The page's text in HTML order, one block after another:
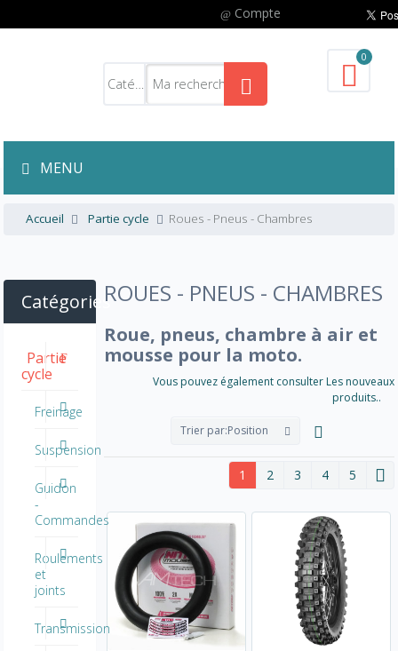
Compte
0
MENU
Accueil Partie cycle Roues - Pneus - Chambres
ROUES - PNEUS - CHAMBRES
Roue, pneus, chambre à air et
mousse pour la moto.
Vous pouvez également consulter Les nouveaux
produits..
Trier par:Position
1 2 3 4 5
Catégories
Partie
cycle
Freinage
Suspension
Guidon
-
Commandes
Roulements
et
joints
Transmission